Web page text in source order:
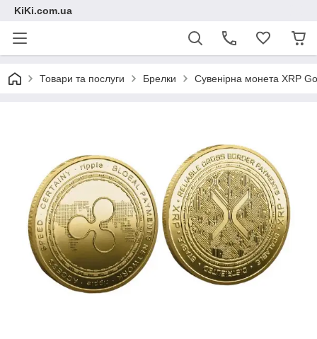
KiKi.com.ua
Товари та послуги Брелки Сувенірна монета XRP